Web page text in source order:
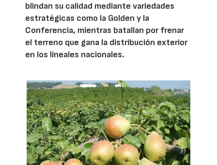
blindan su calidad mediante variedades
estratégicas como la Golden y la
Conferencia, mientras batallan por frenar
el terreno que gana la distribución exterior
en los lineales nacionales.